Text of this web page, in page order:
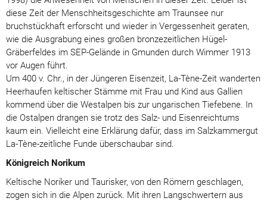
diese Zeit der Menschheitsgeschichte am Traunsee nur
bruchstückhaft erforscht und wieder in Vergessenheit geraten,
wie die Ausgrabung eines großen bronzezeitlichen Hügel-
Gräberfeldes im SEP-Gelände in Gmunden durch Wimmer 1913
vor Augen führt.
Um 400 v. Chr., in der Jüngeren Eisenzeit, La-Tène-Zeit wanderten
Heerhaufen keltischer Stämme mit Frau und Kind aus Gallien
kommend über die Westalpen bis zur ungarischen Tiefebene. In
die Ostalpen drangen sie trotz des Salz- und Eisenreichtums
kaum ein. Vielleicht eine Erklärung dafür, dass im Salzkammergut
La-Tène-zeitliche Funde überschaubar sind.
Königreich Norikum
Keltische Noriker und Taurisker, von den Römern geschlagen,
zogen sich in die Alpen zurück. Mit ihren Langschwertern aus